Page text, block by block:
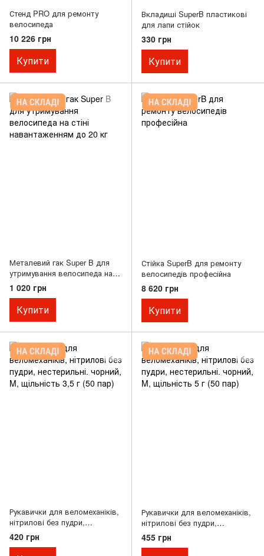
Стенд PRO для ремонту
велосипеда
10 226 грн
Купити
Вкладиші SuperB пластикові
для лапи стійок
330 грн
Купити
Металевий гак Super B для
утримування велосипеда на
стіні навантаженням до 20 кг
1 020 грн
Купити
Стійка SuperB для ремонту
велосипедів професійна
8 620 грн
Купити
Рукавички для веломеханіків,
нітрилові без пудри,
нестерильні. чорний, M,
щільність 3,5 г (50 пар)
420 грн
Рукавички для веломеханіків,
нітрилові без пудри,
нестерильні. чорний, M,
щільність 5 г (50 пар)
455 грн